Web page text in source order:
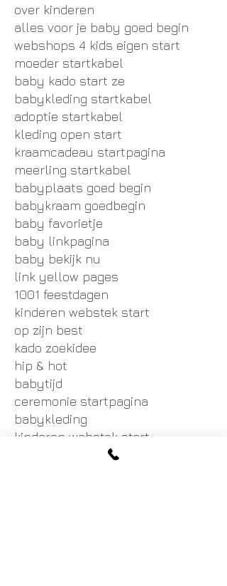
over kinderen
alles voor je baby goed begin
webshops 4 kids eigen start
moeder startkabel
baby kado start ze
babykleding startkabel
adoptie startkabel
kleding open start
kraamcadeau startpagina
meerling startkabel
babyplaats goed begin
babykraam goedbegin
baby favorietje
baby linkpagina
baby bekijk nu
link yellow pages
1001 feestdagen
kinderen webstek start
op zijn best
kado zoekidee
hip & hot
babytijd
ceremonie startpagina
babykleding
kinderen webstek start